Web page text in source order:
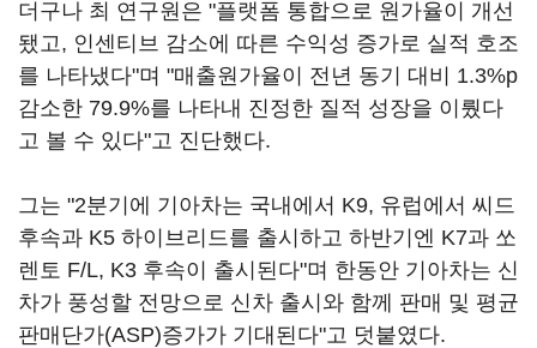
더구나 최 연구원은 "플랫폼 통합으로 원가율이 개선
됐고, 인센티브 감소에 따른 수익성 증가로 실적 호조
를 나타냈다"며 "매출원가율이 전년 동기 대비 1.3%p
감소한 79.9%를 나타내 진정한 질적 성장을 이뤘다
고 볼 수 있다"고 진단했다.
그는 "2분기에 기아차는 국내에서 K9, 유럽에서 씨드
후속과 K5 하이브리드를 출시하고 하반기엔 K7과 쏘
렌토 F/L, K3 후속이 출시된다"며 한동안 기아차는 신
차가 풍성할 전망으로 신차 출시와 함께 판매 및 평균
판매단가(ASP)증가가 기대된다"고 덧붙였다.